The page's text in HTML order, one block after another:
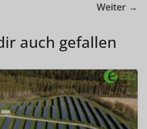
Weiter →
auch gefallen